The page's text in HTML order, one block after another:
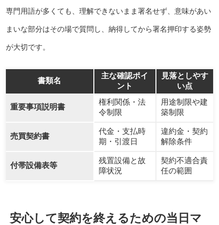
専門用語が多くても、理解できないまま署名せず、意味があい
まいな部分はその場で質問し、納得してから署名押印する姿勢
が大切です。
書類名
主な確認ポイ
ント
見落としやす
い点
重要事項説明書
権利関係・法
令制限
用途制限や建
築制限
売買契約書
代金・支払時
期・引渡日
違約金・契約
解除条件
付帯設備表等
残置設備と故
障状況
契約不適合責
任の範囲
安心して契約を終えるための当日マ